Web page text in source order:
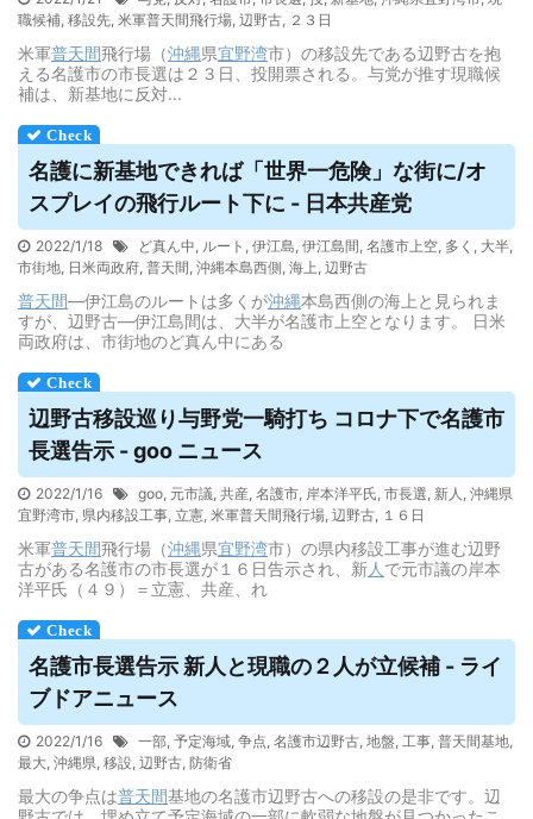
職候補, 移設先, 米軍普天間飛行場, 辺野古, ２３日
米軍普天間飛行場（沖縄県宜野湾市）の移設先である辺野古を抱
える名護市の市長選は２３日、投開票される。与党が推す現職候
補は、新基地に反対...
名護に新基地できれば「世界一危険」な街に/オ
スプレイの飛行ルート下に - 日本共産党
2022/1/18 ど真ん中, ルート , 伊江島, 伊江島間, 名護市上空, 多く , 大半,
市街地, 日米両政府, 普天間, 沖縄本島西側, 海上, 辺野古
普天間―伊江島のルートは多くが沖縄本島西側の海上と見られま
すが、辺野古―伊江島間は、大半が名護市上空となります。 日米
両政府は、市街地のど真ん中にある
辺野古移設巡り与野党一騎打ち コロナ下で名護市
長選告示 - goo ニュース
2022/1/16 goo, 元市議, 共産, 名護市, 岸本洋平氏, 市長選, 新人 , 沖縄県
宜野湾市, 県内移設工事, 立憲, 米軍普天間飛行場, 辺野古, １６日
米軍普天間飛行場（沖縄県宜野湾市）の県内移設工事が進む辺野
古がある名護市の市長選が１６日告示され、新人 で元市議の岸本
洋平氏（４９）＝立憲、共産、れ
名護市長選告示 新人と現職の２人が立候補 - ライ
ブドアニュース
2022/1/16 一部, 予定海域, 争点, 名護市辺野古, 地盤, 工事, 普天間基地,
最大, 沖縄県, 移設, 辺野古, 防衛省
最大の争点は普天間基地の名護市辺野古への移設の是非です。辺